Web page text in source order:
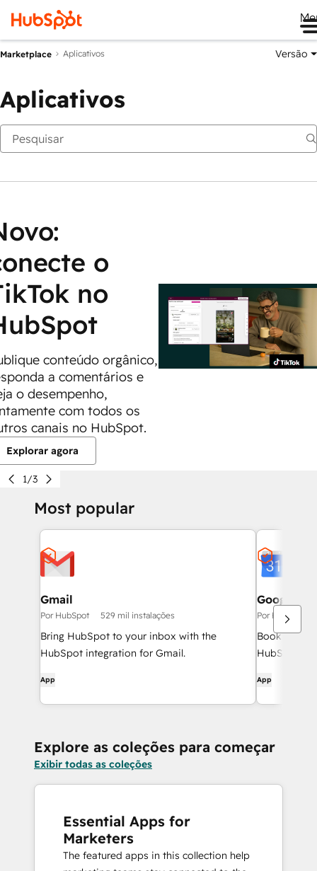
Marketplace Aplicativos Versão
Aplicativos
o
no
conteúdo orgânico,
a comentários e
o desempenho,
com todos os
canais no HubSpot.
Explorar agora
1/3
Most popular
Gmail
Por HubSpot 529 mil instalações
Bring HubSpot to your inbox with the
HubSpot integration for Gmail.
App
Google
Por HubSpot
Book
HubSpot
App
Explore as coleções para começar
Exibir todas as coleções
Essential Apps for
Marketers
The featured apps in this collection help